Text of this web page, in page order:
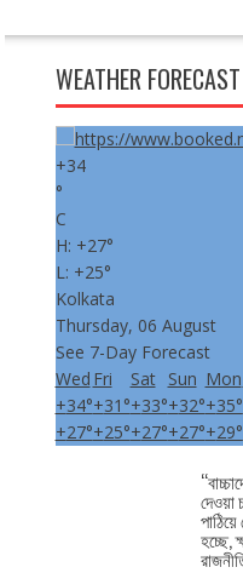
WEATHER FORECAST
+34
°
C
H: +27°
L: +25°
Kolkata
Thursday, 06 August
See 7-Day Forecast
Wed Fri Sat Sun Mon
+34°+31°+33°+32°+35°
+27°+25°+27°+27°+29°
দেওয়া
হচ্ছে,